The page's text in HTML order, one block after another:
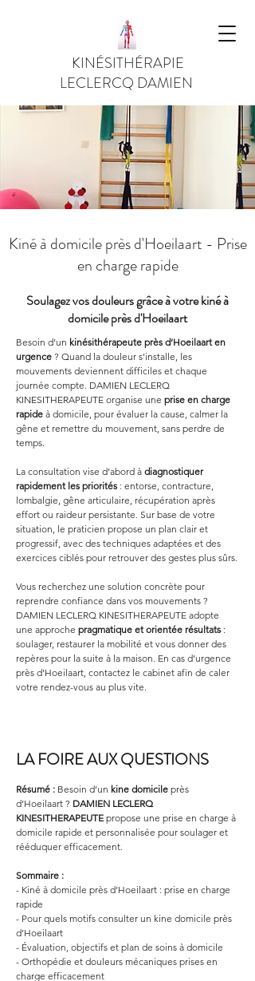
KINÉSITHÉRAPIE
LECLERCQ DAMIEN
Kiné à domicile près d'Hoeilaart - Prise
en charge rapide
Soulagez vos douleurs grâce à votre kiné à
domicile près d'Hoeilaart
Besoin d’un kinésithérapeute près d’Hoeilaart en
urgence ? Quand la douleur s’installe, les
mouvements deviennent difficiles et chaque
journée compte. DAMIEN LECLERQ
KINESITHERAPEUTE organise une prise en charge
rapide à domicile, pour évaluer la cause, calmer la
gêne et remettre du mouvement, sans perdre de
temps.
La consultation vise d’abord à diagnostiquer
rapidement les priorités : entorse, contracture,
lombalgie, gêne articulaire, récupération après
effort ou raideur persistante. Sur base de votre
situation, le praticien propose un plan clair et
progressif, avec des techniques adaptées et des
exercices ciblés pour retrouver des gestes plus sûrs.
Vous recherchez une solution concrète pour
reprendre confiance dans vos mouvements ?
DAMIEN LECLERQ KINESITHERAPEUTE adopte
une approche pragmatique et orientée résultats :
soulager, restaurer la mobilité et vous donner des
repères pour la suite à la maison. En cas d’urgence
près d’Hoeilaart, contactez le cabinet afin de caler
votre rendez-vous au plus vite.
LA FOIRE AUX QUESTIONS
Résumé : Besoin d’un kine domicile près
d’Hoeilaart ? DAMIEN LECLERQ
KINESITHERAPEUTE propose une prise en charge à
domicile rapide et personnalisée pour soulager et
rééduquer efficacement.
Sommaire :
- Kiné à domicile près d’Hoeilaart : prise en charge
rapide
- Pour quels motifs consulter un kine domicile près
d’Hoeilaart
- Évaluation, objectifs et plan de soins à domicile
- Orthopédie et douleurs mécaniques prises en
charge efficacement